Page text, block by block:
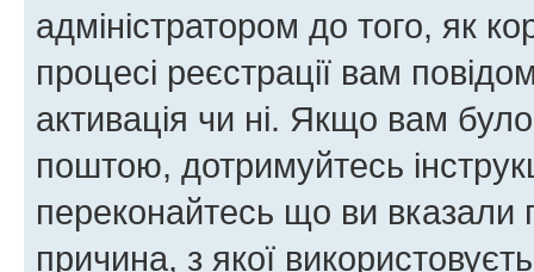
адміністратором до того, як
процесі реєстрації вам
активація чи ні. Якщо вам
поштою, дотримуйтесь
переконайтесь що ви
причина, з якої